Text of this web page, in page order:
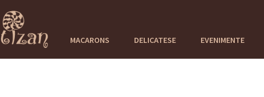
MACARONS DELICATESE EVENIMENTE